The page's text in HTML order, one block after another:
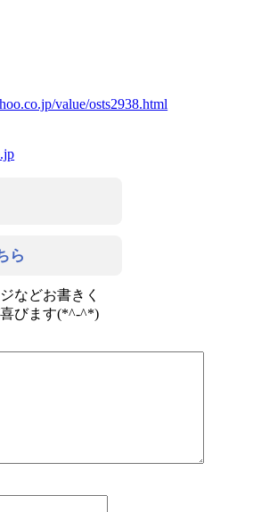
value/osts2938.html
ら
などお書きく
びます(*^-^*)